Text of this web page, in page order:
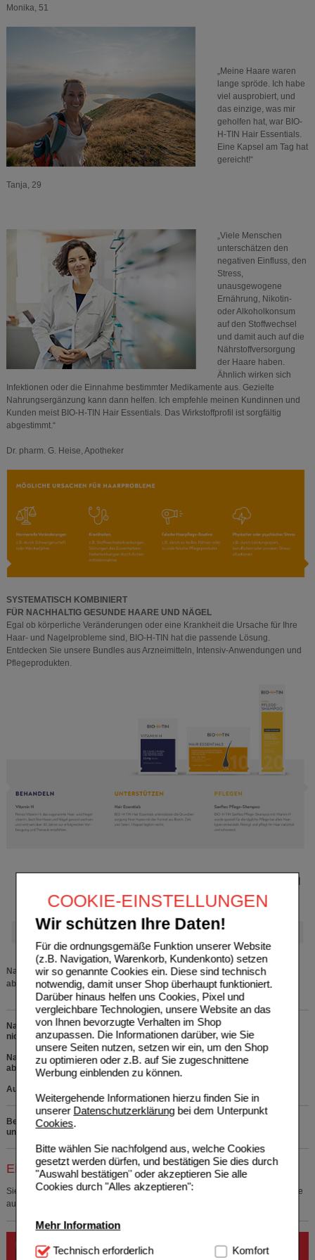
COOKIE-EINSTELLUNGEN
Wir schützen Ihre Daten!
Für die ordnungsgemäße Funktion unserer Website
(z.B. Navigation, Warenkorb, Kundenkonto) setzen
wir so genannte Cookies ein. Diese sind technisch
notwendig, damit unser Shop überhaupt funktioniert.
Darüber hinaus helfen uns Cookies, Pixel und
vergleichbare Technologien, unsere Website an das
von Ihnen bevorzugte Verhalten im Shop
anzupassen. Die Informationen darüber, wie Sie
unsere Seiten nutzen, setzen wir ein, um den Shop
zu optimieren oder z.B. auf Sie zugeschnittene
Werbung einblenden zu können.
Weitergehende Informationen hierzu finden Sie in
unserer Datenschutzerklärungbei dem Unterpunkt
Cookies.
Bitte wählen Sie nachfolgend aus, welche Cookies
gesetzt werden dürfen, und bestätigen Sie dies durch
"Auswahl bestätigen" oder akzeptieren Sie alle
Cookies durch "Alles akzeptieren":
Mehr Information
Technisch Notwendig:Hierbei handelt es sich um
Technisch erforderlich Komfort
Monika, 51
„Meine Haare waren
lange spröde. Ich habe
viel ausprobiert, und
das einzige, was mir
geholfen hat, war BIO-
H-TIN Hair Essentials.
Eine Kapsel am Tag hat
gereicht!“
Tanja, 29
„Viele Menschen
unterschätzen den
negativen Einfluss, den
Stress,
unausgewogene
Ernährung, Nikotin-
oder Alkoholkonsum
auf den Stoffwechsel
und damit auch auf die
Nährstoffversorgung
der Haare haben.
Ähnlich wirken sich
Infektionen oder die Einnahme bestimmter Medikamente aus. Gezielte
Nahrungsergänzung kann dann helfen. Ich empfehle meinen Kundinnen und
Kunden meist BIO-H-TIN Hair Essentials. Das Wirkstoffprofil ist sorgfältig
abgestimmt.“
Dr. pharm. G. Heise, Apotheker
SYSTEMATISCH KOMBINIERT
FÜR NACHHALTIG GESUNDE HAARE UND NÄGEL
Egal ob körperliche Veränderungen oder eine Krankheit die Ursache für Ihre
Haar- und Nagelprobleme sind, BIO-H-TIN hat die passende Lösung.
Entdecken Sie unsere Bundles aus Arzneimitteln, Intensiv-Anwendungen und
Pflegeprodukten.
Nahrungsergänzungsmittel sind kein Ersatz für eine ausgewogene und
abwechslungsreiche Ernährung und eine gesunde Lebensweise.
Nahrungsergänzungsmittel. Die empfohlene Verzehrmenge pro Tag darf
nicht überschritten werden.
Nahrungsergänzungsmittel sind kein Ersatz für eine ausgewogene,
abwechslungsreiche Ernährung und eine gesunde Lebensweise.
Außerhalb der Reichweite von Kindern lagern.
Bei Fragen zu den Inhaltsstoffen rufen Sie uns bitte kostenfrei
unter 0800 - 10 11 422 an.
Einkaufsliste auswählen
Sie müssen sich anmelden um den ausgewählten Artikel in eine Einkaufsliste
aufzunehmen.
Unser Apotheker empfiehlt: